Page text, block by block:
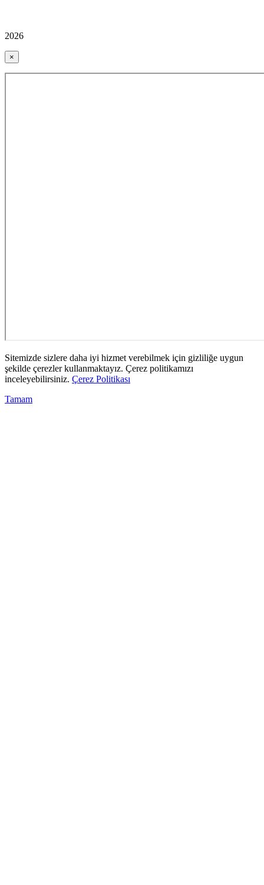
2026
×
Sitemizde sizlere daha iyi hizmet verebilmek için gizliliğe uygun
şekilde çerezler kullanmaktayız. Çerez politikamızı
inceleyebilirsiniz. Çerez Politikası
Tamam